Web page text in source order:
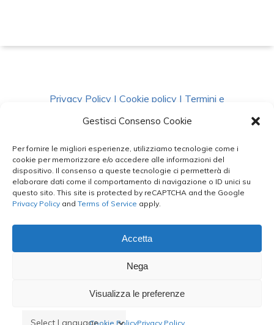
Gestisci Consenso Cookie
Per fornire le migliori esperienze, utilizziamo tecnologie come i
cookie per memorizzare e/o accedere alle informazioni del
dispositivo. Il consenso a queste tecnologie ci permetterà di
elaborare dati come il comportamento di navigazione o ID unici su
questo sito. This site is protected by reCAPTCHA and the Google
Privacy Policy and Terms of Service apply.
Accetta
Nega
Visualizza le preferenze
Cookie PolicyPrivacy Policy
Privacy Policy | Cookie policy | Termini e
Condizioni|Richiedi Dati
facebook instagram whatsappphone
email
Le Bontà del Capo ©